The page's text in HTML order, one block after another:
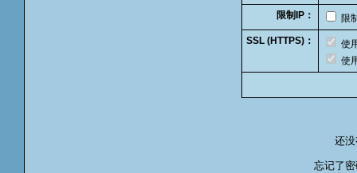
限制IP：
限
SSL (HTTPS)：
使
使
还
忘记了